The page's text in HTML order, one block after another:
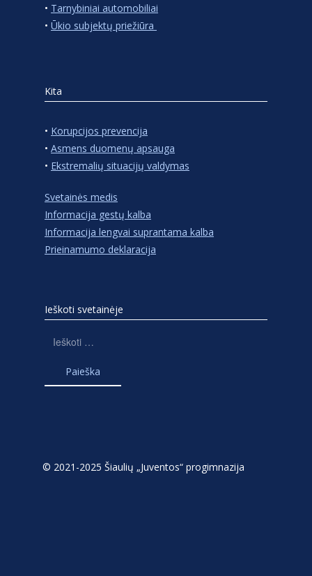
• Tarnybiniai automobiliai
• Ūkio subjektų priežiūra
Kita
• Korupcijos prevencija
• Asmens duomenų apsauga
• Ekstremalių situacijų valdymas
Svetainės medis
Informacija gestų kalba
Informacija lengvai suprantama kalba
Prieinamumo deklaracija
Ieškoti svetainėje
© 2021-2025 Šiaulių „Juventos“ progimnazija